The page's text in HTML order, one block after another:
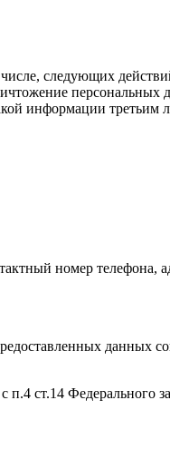
следующих
персональных
информации третьим
номер телефона,
данных
п.4 ст.14 Федерального